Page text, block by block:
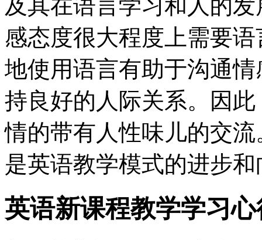
及其在语言学习和人的
感态度很大程度上需要
地使用语言有助于沟通
持良好的人际关系。因
情的带有人性味儿的交
是英语教学模式的进步
英语新课程教学学习